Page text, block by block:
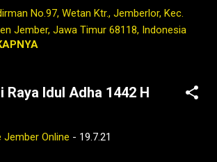
baru, minum satu atau lebih cangkir
per hari dikaitkan dengan sekitar 10
penurunan risiko terinfeksi COVID-19.
dari Universitas Northwestern di AS,
olahan, dapat mengurangi risiko
No.97, Wetan Ktr., Jemberlor, Kec.
Jember, Jawa Timur 68118, Indonesia
Raya Idul Adha 1442 H
Jember Online - 19.7.21